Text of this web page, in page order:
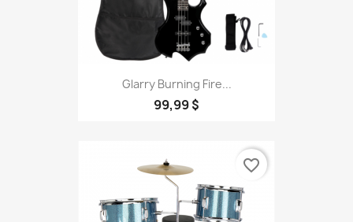
Glarry Burning Fire...
99,99 $
favorite_border